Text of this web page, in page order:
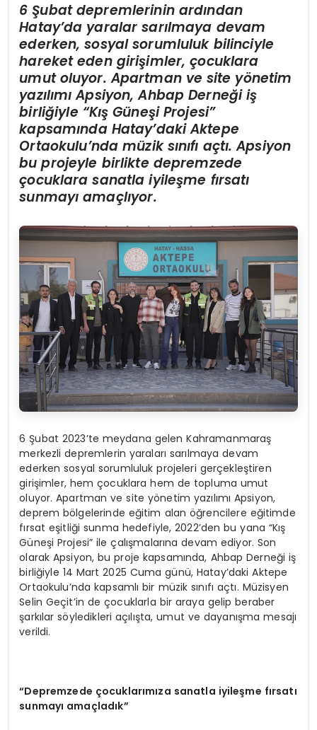
6 Şubat depremlerinin ardından
Hatay’da yaralar sarılmaya devam
ederken, sosyal sorumluluk bilinciyle
hareket eden girişimler, çocuklara
umut oluyor. Apartman ve site yönetim
yazılımı Apsiyon, Ahbap Derneği iş
birliğiyle “Kış Güneşi Projesi”
kapsamında Hatay’daki Aktepe
Ortaokulu’nda müzik sınıfı açtı. Apsiyon
bu projeyle birlikte depremzede
çocuklara sanatla iyileşme fırsatı
sunmayı amaçlıyor.
6 Şubat 2023’te meydana gelen Kahramanmaraş
merkezli depremlerin yaraları sarılmaya devam
ederken sosyal sorumluluk projeleri gerçekleştiren
girişimler, hem çocuklara hem de topluma umut
oluyor. Apartman ve site yönetim yazılımı Apsiyon,
deprem bölgelerinde eğitim alan öğrencilere eğitimde
fırsat eşitliği sunma hedefiyle, 2022’den bu yana “Kış
Güneşi Projesi” ile çalışmalarına devam ediyor. Son
olarak Apsiyon, bu proje kapsamında, Ahbap Derneği iş
birliğiyle 14 Mart 2025 Cuma günü, Hatay’daki Aktepe
Ortaokulu’nda kapsamlı bir müzik sınıfı açtı. Müzisyen
Selin Geçit’in de çocuklarla bir araya gelip beraber
şarkılar söyledikleri açılışta, umut ve dayanışma mesajı
verildi.
“Depremzede çocuklarımıza sanatla iyileşme fırsatı
sunmayı amaçladık”